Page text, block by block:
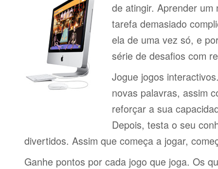
de atingir. Aprender um
tarefa demasiado
ela de uma vez só, e
série de desafios com
Jogue jogos
novas palavras, assim
reforçar a sua
Depois, testa o seu
divertidos. Assim que começa a jogar,
Ganhe pontos por cada jogo que joga. Os